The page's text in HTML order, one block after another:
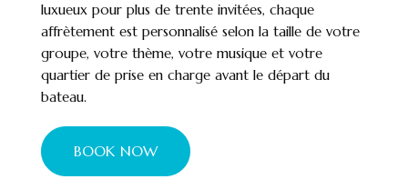
luxueux pour plus de trente invitées, chaque
affrètement est personnalisé selon la taille de votre
groupe, votre thème, votre musique et votre
quartier de prise en charge avant le départ du
bateau.
BOOK NOW